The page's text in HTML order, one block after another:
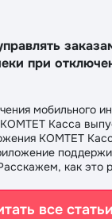
при
мобильного
Касса
КОМТЕТ
как это
все статьи